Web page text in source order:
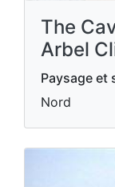
The
Arbel
Paysage et
Nord